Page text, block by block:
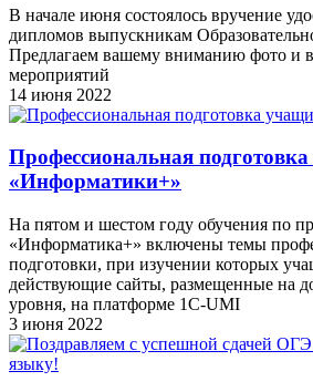
В начале июня состоялось вручение
дипломов выпускникам
Предлагаем вашему вниманию фото и
мероприятий
14 июня 2022
Профессиональная
«Информатики+»
На пятом и шестом году обучения по
«Информатика+» включены темы
подготовки, при изучении которых
действующие сайты, размещенные на
уровня, на платформе 1С-UMI
3 июня 2022